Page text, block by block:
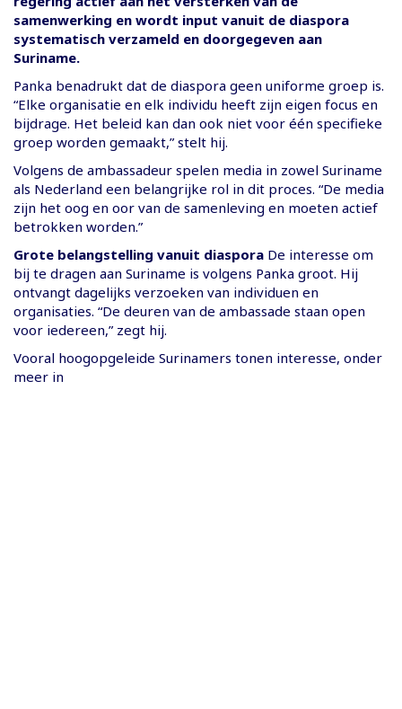
samenwerking en wordt input vanuit de diaspora
systematisch verzameld en doorgegeven aan
Suriname.
Panka benadrukt dat de diaspora geen uniforme groep is.
“Elke organisatie en elk individu heeft zijn eigen focus en
bijdrage. Het beleid kan dan ook niet voor één specifieke
groep worden gemaakt,” stelt hij.
Volgens de ambassadeur spelen media in zowel Suriname
als Nederland een belangrijke rol in dit proces. “De media
zijn het oog en oor van de samenleving en moeten actief
betrokken worden.”
Grote belangstelling vanuit diaspora De interesse om
bij te dragen aan Suriname is volgens Panka groot. Hij
ontvangt dagelijks verzoeken van individuen en
organisaties. “De deuren van de ambassade staan open
voor iedereen,” zegt hij.
Vooral hoogopgeleide Surinamers tonen interesse, onder
meer in